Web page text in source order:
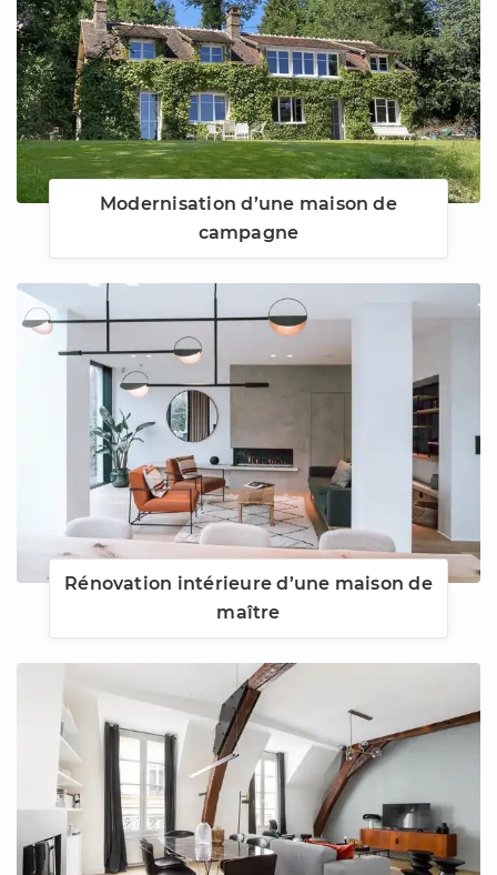
Modernisation d’une maison de
campagne
Rénovation intérieure d’une maison de
maître